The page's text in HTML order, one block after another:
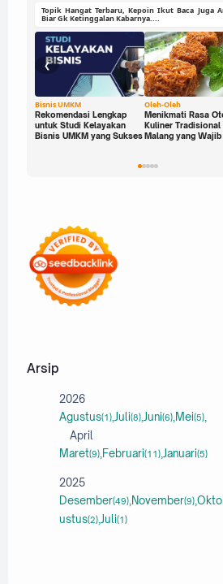
Game PC & Mobile
Game Seru
Game Sport
HP Gaming
Metode Mengajar
Pendidikan
Rekomendasi Game
Review HP
Topik Hangat Terbaru, Kepoin Ikut Baca Juga
Biar Gk Ketinggalan Kabarnya....
Bisnis UMKM
Rekomendasi Lengkap
untuk Studi Kelayakan
Bisnis UMKM yang Sukses
Oleh-Oleh
Menikmati Rasa
Kuliner Tradisional
Malang yang
❮
Arsip
2026
Agustus(1) Juli(8) Juni(6) Mei(5)
April
Maret(9) Februari(11) Januari(5)
2025
Desember(49) November(9)
ustus(2) Juli(1)